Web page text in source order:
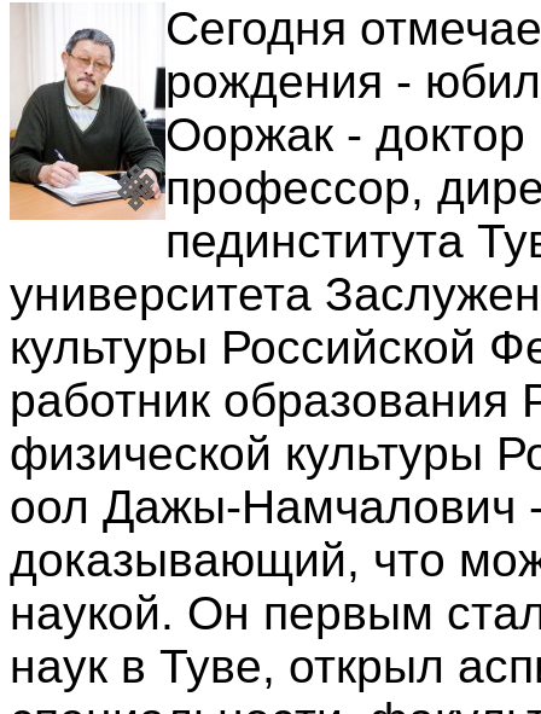
Сегодня
рождения -
Ооржак - доктор
профессор,
пединститута
университета
культуры Российской
работник образования
физической культуры
оол Дажы-Намчалович
доказывающий, что
наукой. Он первым
наук в Туве, открыл